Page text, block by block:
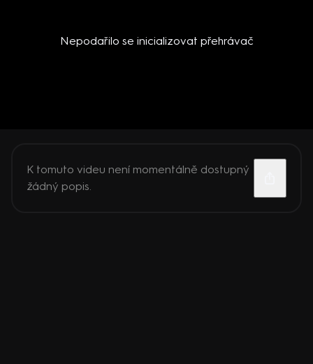
Nepodařilo se inicializovat přehrávač
K tomuto videu není momentálně dostupný
žádný popis.